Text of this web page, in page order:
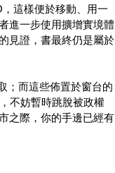
這樣便於移動、用一
進一步使用擴增實境體
見證，書最終仍是屬於
；而這些佈置於窗台的
不妨暫時跳脫被政權
之際，你的手邊已經有